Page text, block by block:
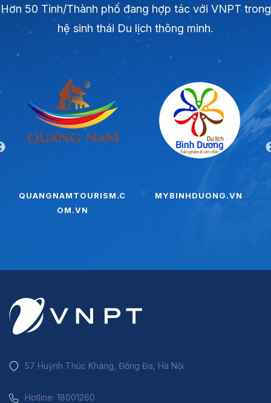
Hơn 50 Tỉnh/Thành phố đang hợp tác với VNPT trong
hệ sinh thái Du lịch thông minh.
QUANGNAMTOURISM.C
OM.VN
MYBINHDUONG.VN
57 Huỳnh Thúc Kháng, Đống Đa, Hà Nội
Hotline: 18001260